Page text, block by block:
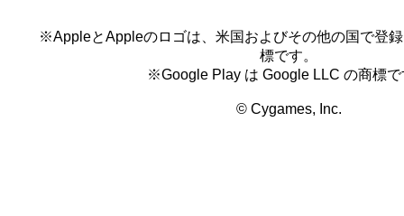
※AppleとAppleのロゴは、米国およびその他の国で登
標です。
※Google Play は Google LLC の商標で
© Cygames, Inc.